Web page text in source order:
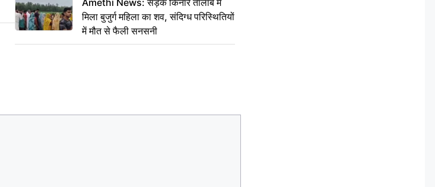
Amethi News: सड़क किनारे तालाब में
मिला बुजुर्ग महिला का शव, संदिग्ध परिस्थितियों
में मौत से फैली सनसनी